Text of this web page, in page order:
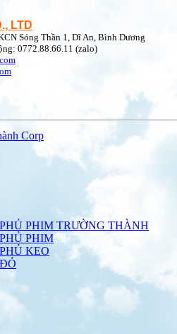
LTD
Sóng Thần 1, Dĩ An, Bình Dương
0772.88.66.11 (zalo)
Corp
PHIM TRƯỜNG THÀNH
PHIM
KEO